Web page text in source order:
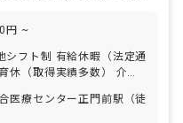
円 ~
シフト制 有給休暇（法定通
休（取得実績多数） 介護
以上の休日を付与）
医療センター正門前駅（徒